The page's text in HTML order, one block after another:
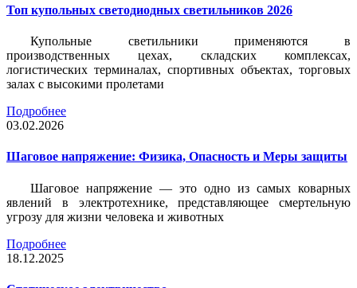
Топ купольных светодиодных светильников 2026
Купольные светильники применяются в
производственных цехах, складских комплексах,
логистических терминалах, спортивных объектах, торговых
залах с высокими пролетами
Подробнее
03.02.2026
Шаговое напряжение: Физика, Опасность и Меры защиты
Шаговое напряжение — это одно из самых коварных
явлений в электротехнике, представляющее смертельную
угрозу для жизни человека и животных
Подробнее
18.12.2025